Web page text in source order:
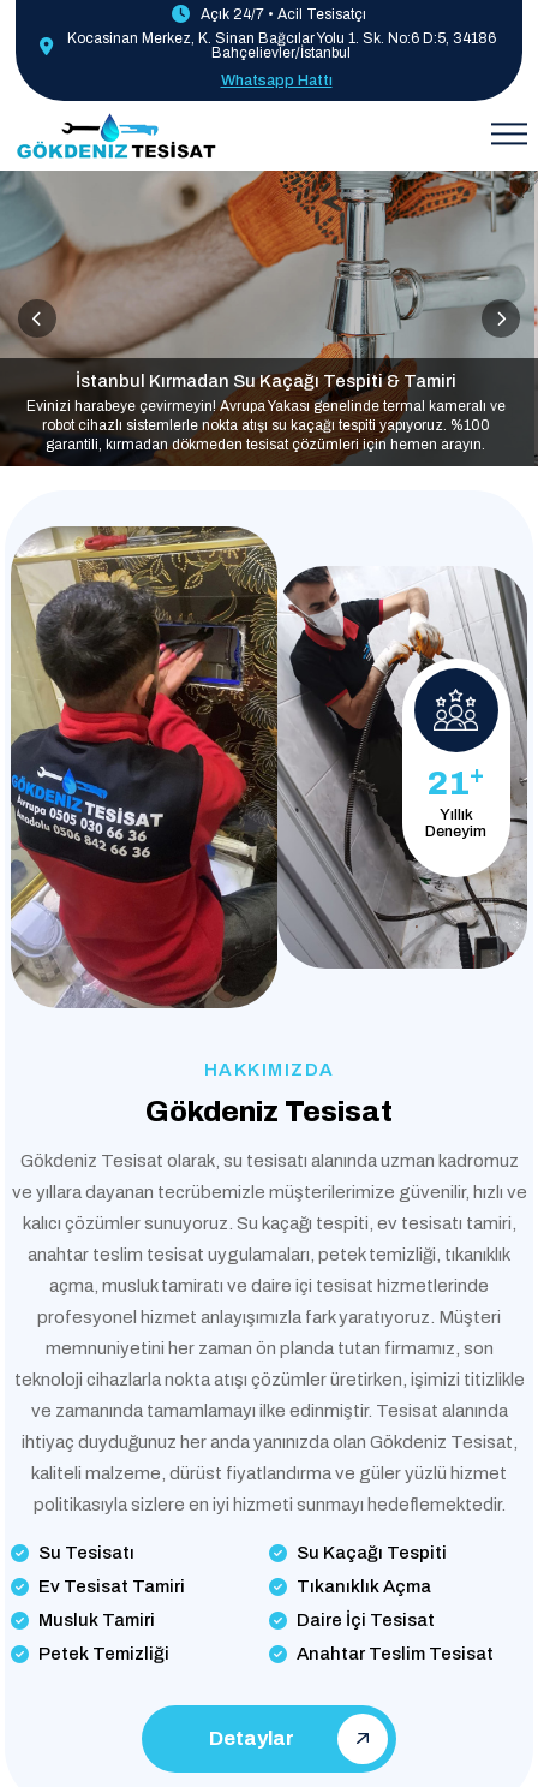
Açık 24/7 • Acil Tesisatçı
Kocasinan Merkez, K. Sinan Bağcılar Yolu 1. Sk. No:6 D:5, 34186
Bahçelievler/İstanbul
Whatsapp Hattı
İstanbul Kırmadan Su Kaçağı Tespiti & Tamiri
Evinizi harabeye çevirmeyin! Avrupa Yakası genelinde termal kameralı ve
robot cihazlı sistemlerle nokta atışı su kaçağı tespiti yapıyoruz. %100
garantili, kırmadan dökmeden tesisat çözümleri için hemen arayın.
21+
Yıllık
Deneyim
HAKKIMIZDA
Gökdeniz Tesisat
Gökdeniz Tesisat olarak, su tesisatı alanında uzman kadromuz
ve yıllara dayanan tecrübemizle müşterilerimize güvenilir, hızlı ve
kalıcı çözümler sunuyoruz. Su kaçağı tespiti, ev tesisatı tamiri,
anahtar teslim tesisat uygulamaları, petek temizliği, tıkanıklık
açma, musluk tamiratı ve daire içi tesisat hizmetlerinde
profesyonel hizmet anlayışımızla fark yaratıyoruz. Müşteri
memnuniyetini her zaman ön planda tutan firmamız, son
teknoloji cihazlarla nokta atışı çözümler üretirken, işimizi titizlikle
ve zamanında tamamlamayı ilke edinmiştir. Tesisat alanında
ihtiyaç duyduğunuz her anda yanınızda olan Gökdeniz Tesisat,
kaliteli malzeme, dürüst fiyatlandırma ve güler yüzlü hizmet
politikasıyla sizlere en iyi hizmeti sunmayı hedeflemektedir.
Su Tesisatı
Su Kaçağı Tespiti
Ev Tesisat Tamiri
Tıkanıklık Açma
Musluk Tamiri
Daire İçi Tesisat
Petek Temizliği
Anahtar Teslim Tesisat
Detaylar